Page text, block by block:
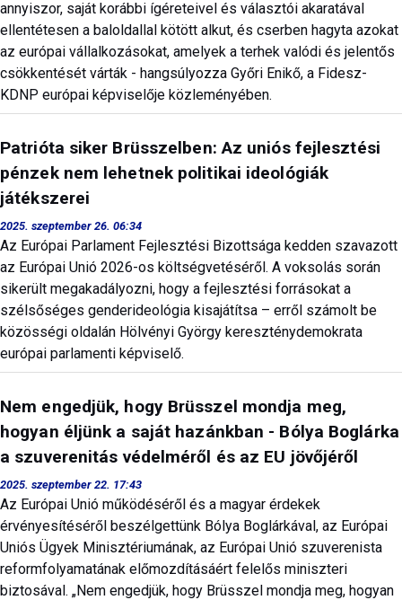
annyiszor, saját korábbi ígéreteivel és választói akaratával
ellentétesen a baloldallal kötött alkut, és cserben hagyta azokat
az európai vállalkozásokat, amelyek a terhek valódi és jelentős
csökkentését várták - hangsúlyozza Győri Enikő, a Fidesz-
KDNP európai képviselője közleményében.
Patrióta siker Brüsszelben: Az uniós fejlesztési
pénzek nem lehetnek politikai ideológiák
játékszerei
2025. szeptember 26. 06:34
Az Európai Parlament Fejlesztési Bizottsága kedden szavazott
az Európai Unió 2026-os költségvetéséről. A voksolás során
sikerült megakadályozni, hogy a fejlesztési forrásokat a
szélsőséges genderideológia kisajátítsa – erről számolt be
közösségi oldalán Hölvényi György kereszténydemokrata
európai parlamenti képviselő.
Nem engedjük, hogy Brüsszel mondja meg,
hogyan éljünk a saját hazánkban - Bólya Boglárka
a szuverenitás védelméről és az EU jövőjéről
2025. szeptember 22. 17:43
Az Európai Unió működéséről és a magyar érdekek
érvényesítéséről beszélgettünk Bólya Boglárkával, az Európai
Uniós Ügyek Minisztériumának, az Európai Unió szuverenista
reformfolyamatának előmozdításáért felelős miniszteri
biztosával. „Nem engedjük, hogy Brüsszel mondja meg, hogyan